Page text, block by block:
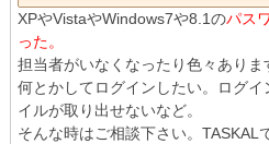
XPやVistaやWindows7や8.1のパス
った。
担当者がいなくなったり色々ありま
何とかしてログインしたい。ログ
イルが取り出せないなど。
そんな時はご相談下さい。TASKAL